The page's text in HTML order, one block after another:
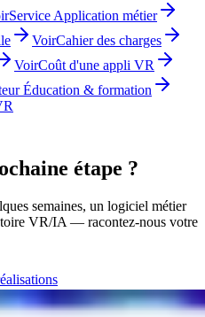
Service Application métier
VoirCahier des charges
VoirCoût d'une appli VR
Éducation & formation
étape ?
semaines, un logiciel métier
VR/IA — racontez-nous votre